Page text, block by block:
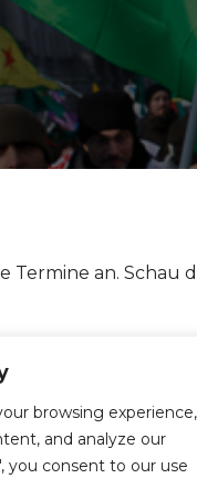
browsing experience,
and analyze our
you consent to our use
Termine an. Schau